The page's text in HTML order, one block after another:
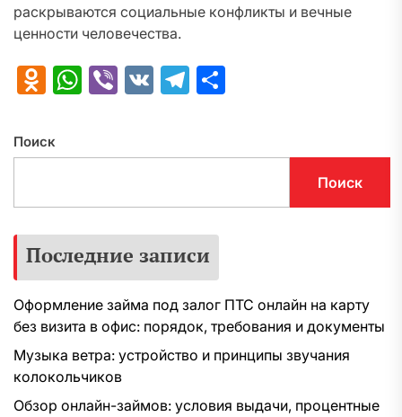
раскрываются социальные конфликты и вечные
ценности человечества.
Odnoklassniki
WhatsApp
Viber
VK Telegram
Поиск
Поиск
Последние записи
Оформление займа под залог ПТС онлайн на карту
без визита в офис: порядок, требования и документы
Музыка ветра: устройство и принципы звучания
колокольчиков
Обзор онлайн-займов: условия выдачи, процентные